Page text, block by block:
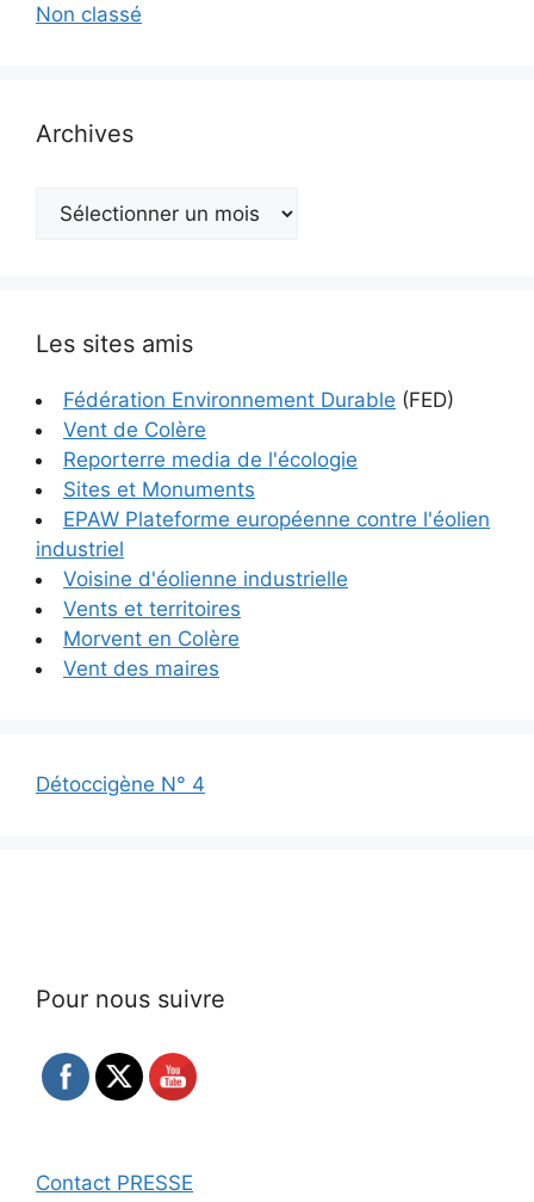
Non classé
Archives
Archives
Les sites amis
Fédération Environnement Durable (FED)
Vent de Colère
Reporterre media de l'écologie
Sites et Monuments
EPAW Plateforme européenne contre l'éolien
industriel
Voisine d'éolienne industrielle
Vents et territoires
Morvent en Colère
Vent des maires
Détoccigène N° 4
Pour nous suivre
Contact PRESSE